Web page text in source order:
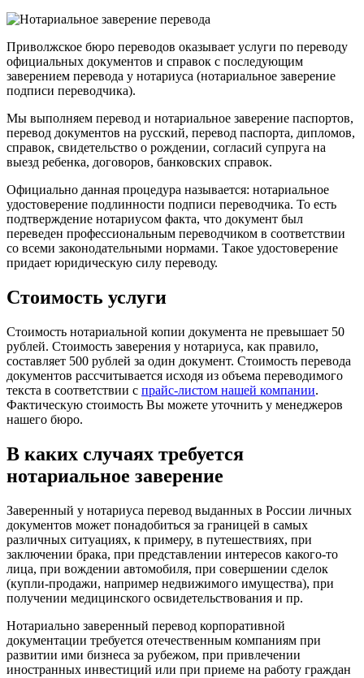
Приволжское бюро переводов оказывает услуги по переводу
официальных документов и справок с последующим
заверением перевода у нотариуса (нотариальное заверение
подписи переводчика).
Мы выполняем перевод и нотариальное заверение паспортов,
перевод документов на русский, перевод паспорта, дипломов,
справок, свидетельство о рождении, согласий супруга на
выезд ребенка, договоров, банковских справок.
Официально данная процедура называется: нотариальное
удостоверение подлинности подписи переводчика. То есть
подтверждение нотариусом факта, что документ был
переведен профессиональным переводчиком в соответствии
со всеми законодательными нормами. Такое удостоверение
придает юридическую силу переводу.
Стоимость услуги
Стоимость нотариальной копии документа не превышает 50
рублей. Стоимость заверения у нотариуса, как правило,
составляет 500 рублей за один документ. Стоимость перевода
документов рассчитывается исходя из объема переводимого
текста в соответствии с прайс-листом нашей компании.
Фактическую стоимость Вы можете уточнить у менеджеров
нашего бюро.
В каких случаях требуется
нотариальное заверение
Заверенный у нотариуса перевод выданных в России личных
документов может понадобиться за границей в самых
различных ситуациях, к примеру, в путешествиях, при
заключении брака, при представлении интересов какого-то
лица, при вождении автомобиля, при совершении сделок
(купли-продажи, например недвижимого имущества), при
получении медицинского освидетельствования и пр.
Нотариально заверенный перевод корпоративной
документации требуется отечественным компаниям при
развитии ими бизнеса за рубежом, при привлечении
иностранных инвестиций или при приеме на работу граждан